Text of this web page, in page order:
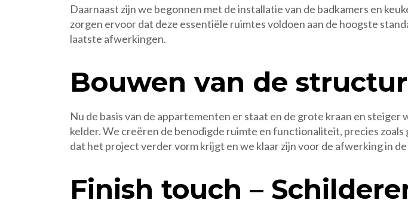
Daarnaast zijn we begonnen met de installatie van de badkamers en
zorgen ervoor dat deze essentiële ruimtes voldoen aan de hoogste
laatste afwerkingen.
Bouwen van de
Nu de basis van de appartementen er staat en de grote kraan en
kelder. We creëren de benodigde ruimte en functionaliteit, precies
dat het project verder vorm krijgt en we klaar zijn voor de afwerking in
Finish touch –